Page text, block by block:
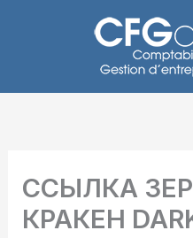
ССЫЛКА
КРАКЕН